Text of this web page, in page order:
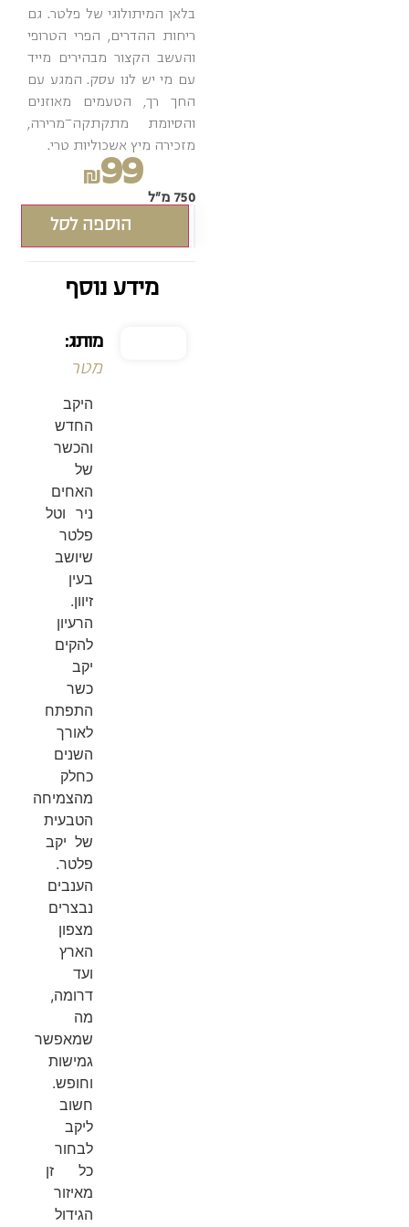
בלאן המיתולוגי של פלטר. גם
ריחות ההדרים, הפרי הטרופי
והעשב הקצור מבהירים מייד
עם מי יש לנו עסק. המגע עם
החך רך, הטעמים מאוזנים
והסיומת מתקתקה־מרירה,
מזכירה מיץ אשכוליות טרי.
₪99
750 מ"ל
הוספה לסל
מידע נוסף
מותג:
מטר
היקב
החדש
והכשר
של
האחים
ניר וטל
פלטר
שיושב
בעין
זיוון.
הרעיון
להקים
יקב
כשר
התפתח
לאורך
השנים
כחלק
מהצמיחה
הטבעית
של יקב
פלטר.
הענבים
נבצרים
מצפון
הארץ
ועד
דרומה,
מה
שמאפשר
גמישות
וחופש.
חשוב
ליקב
לבחור
כל זן
מאיזור
הגידול